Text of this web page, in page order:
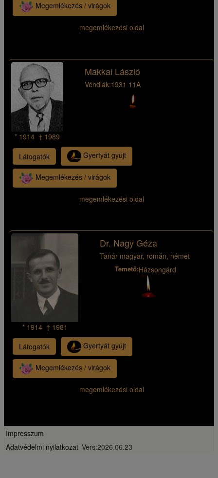
Megemlékezés / virágok
megemlékezési oldal
* 1914 † 1989
Makkai László
Véndiák:1931 11A
Látogatók Gyertyát gyújt
Megemlékezés / virágok
megemlékezési oldal
* 1914 † 1981
Dr. Nagy Géza
Tanár magyar, román, német
Temető:Házsongárd
Látogatók Gyertyát gyújt
Megemlékezés / virágok
megemlékezési oldal
Impresszum
Adatvédelmi nyilatkozat Vers:2026.06.23